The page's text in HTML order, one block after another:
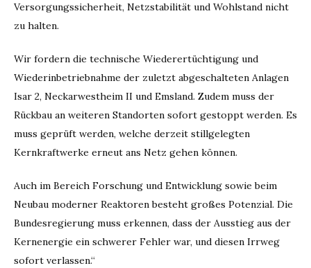
Versorgungssicherheit, Netzstabilität und Wohlstand nicht
zu halten.
Wir fordern die technische Wiederertüchtigung und
Wiederinbetriebnahme der zuletzt abgeschalteten Anlagen
Isar 2, Neckarwestheim II und Emsland. Zudem muss der
Rückbau an weiteren Standorten sofort gestoppt werden. Es
muss geprüft werden, welche derzeit stillgelegten
Kernkraftwerke erneut ans Netz gehen können.
Auch im Bereich Forschung und Entwicklung sowie beim
Neubau moderner Reaktoren besteht großes Potenzial. Die
Bundesregierung muss erkennen, dass der Ausstieg aus der
Kernenergie ein schwerer Fehler war, und diesen Irrweg
sofort verlassen.“